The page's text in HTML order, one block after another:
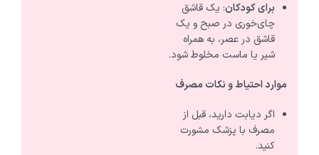
برای کودکان: یک قاشق
چای‌خوری در صبح و یک
قاشق در عصر، به همراه
شیر یا ماست مخلوط شود.
موارد احتیاط و نکات مصرف
اگر دیابت دارید، قبل از
مصرف با پزشک مشورت
کنید.